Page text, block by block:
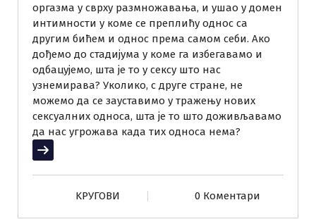
оргазма у сврху размножавања, и ушао у домен
интимности у коме се преплићу однос са
другим бићем и однос према самом себи. Ако
дођемо до стадијума у коме га избегавамо и
одбацујемо, шта је то у сексу што нас
узнемирава? Уколико, с друге стране, не
можемо да се зауставимо у тражењу нових
сексуалних односа, шта је то што доживљавамо
да нас угрожава када тих односа нема?
Прочитај више
KРУГОВИ 0 Коментари